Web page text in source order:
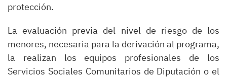
protección.
La evaluación previa del nivel de riesgo de los
menores, necesaria para la derivación al programa,
la realizan los equipos profesionales de los
Servicios Sociales Comunitarios de Diputación o el